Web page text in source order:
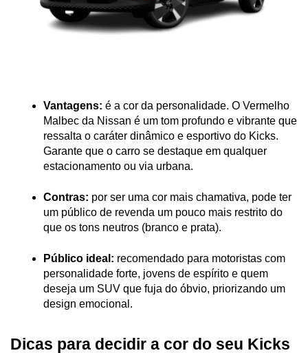
Vantagens: é a cor da personalidade. O Vermelho
Malbec da Nissan é um tom profundo e vibrante que
ressalta o caráter dinâmico e esportivo do Kicks.
Garante que o carro se destaque em qualquer
estacionamento ou via urbana.
Contras: por ser uma cor mais chamativa, pode ter
um público de revenda um pouco mais restrito do
que os tons neutros (branco e prata).
Público ideal: recomendado para motoristas com
personalidade forte, jovens de espírito e quem
deseja um SUV que fuja do óbvio, priorizando um
design emocional.
Dicas para decidir a cor do seu Kicks